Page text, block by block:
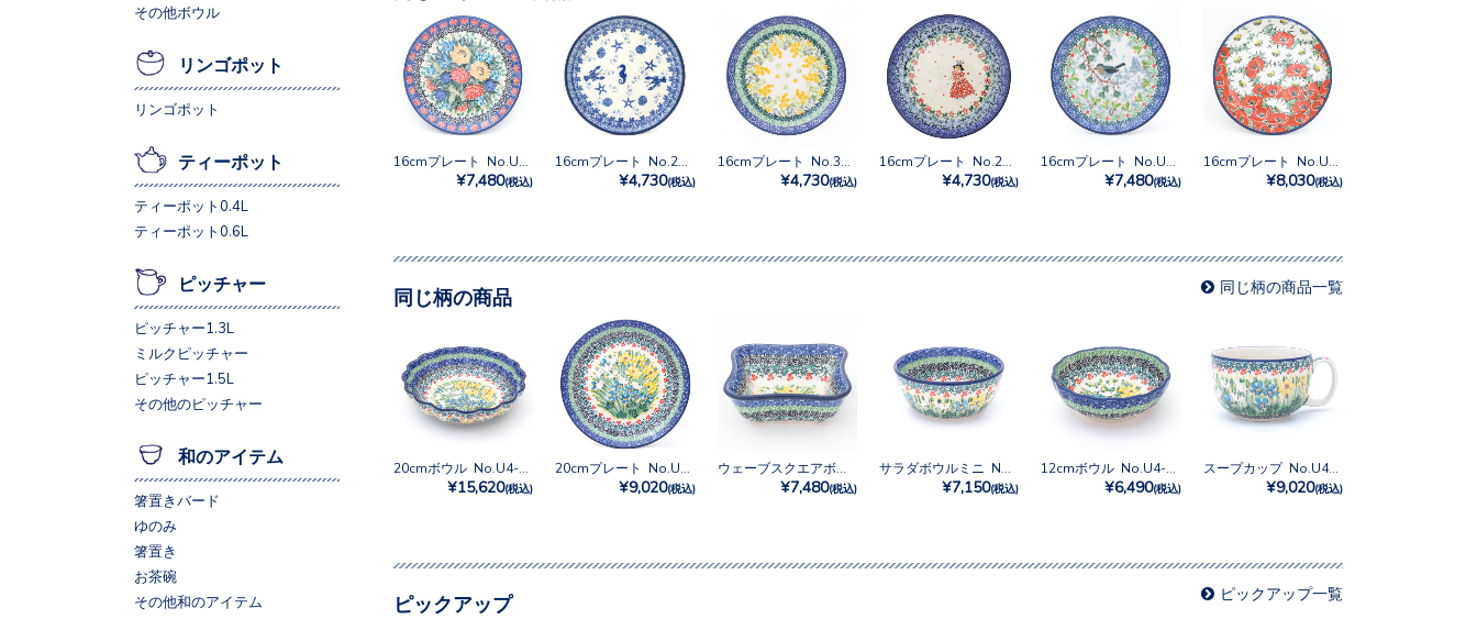
¥7,480(税込) ¥4,730(税込) ¥4,730(税込) ¥4,730(税込) ¥7,480(税込) ¥8,030(税込)
同じ柄の商品 同じ柄の商品一覧
¥15,620(税込) ¥9,020(税込) ¥7,480(税込) ¥7,150(税込) ¥6,490(税込)
スープカップ No.U4-5131
¥9,020(税込)
ピックアップ ピックアップ一覧
その他ボウル
リンゴポット
リンゴポット
ティーポット
ティーポット0.4L
ティーポット0.6L
ピッチャー
ピッチャー1.3L
ミルクピッチャー
ピッチャー1.5L
その他のピッチャー
和のアイテム
箸置きバード
ゆのみ
箸置き
お茶碗
その他和のアイテム